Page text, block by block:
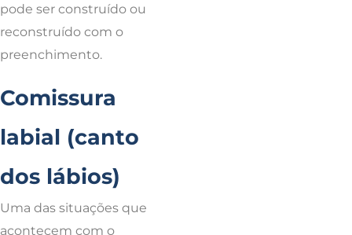
pode ser construído ou
reconstruído com o
preenchimento.
Comissura
labial (canto
dos lábios)
Uma das situações que
acontecem com o